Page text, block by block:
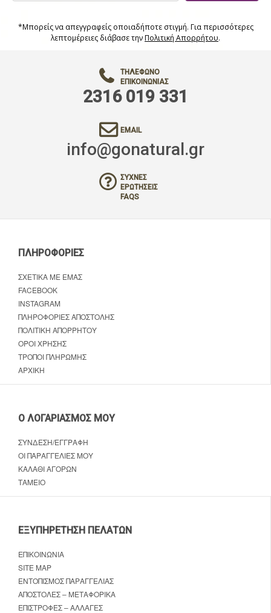
*Μπορείς να απεγγραφείς οποιαδήποτε στιγμή. Για περισσότερες
λεπτομέρειες διάβασε τηνΠολιτική Απορρήτου.
ΤΗΛΈΦΩΝΟ
ΕΠΙΚΟΙΝΩΝΊΑΣ
2316 019 331
EMAIL
info@gonatural.gr
ΣΥΧΝΈΣ
ΕΡΩΤΉΣΕΙΣ
FAQS
ΠΛΗΡΟΦΟΡΊΕΣ
ΣΧΕΤΙΚΆ ΜΕ ΕΜΆΣ
FACEBOOK
INSTAGRAM
ΠΛΗΡΟΦΟΡΊΕΣ ΑΠΟΣΤΟΛΉΣ
ΠΟΛΙΤΙΚΉ ΑΠΟΡΡΉΤΟΥ
ΌΡΟΙ ΧΡΉΣΗΣ
ΤΡΌΠΟΙ ΠΛΗΡΩΜΉΣ
ΑΡΧΙΚΉ
Ο ΛΟΓΑΡΙΑΣΜΌΣ ΜΟΥ
ΣΎΝΔΕΣΗ/ΕΓΓΡΑΦΉ
ΟΙ ΠΑΡΑΓΓΕΛΊΕΣ ΜΟΥ
ΚΑΛΆΘΙ ΑΓΟΡΏΝ
ΤΑΜΕΊΟ
ΕΞΥΠΗΡΈΤΗΣΗ ΠΕΛΑΤΏΝ
ΕΠΙΚΟΙΝΩΝΊΑ
SITE MAP
ΕΝΤΟΠΙΣΜΌΣ ΠΑΡΑΓΓΕΛΊΑΣ
ΑΠΟΣΤΟΛΈΣ – ΜΕΤΑΦΟΡΙΚΆ
ΕΠΙΣΤΡΟΦΈΣ – ΑΛΛΑΓΈΣ